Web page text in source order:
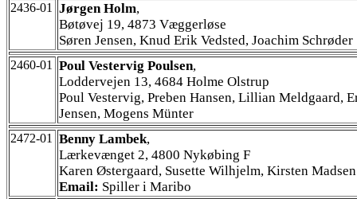
2436-01 Jørgen Holm,
Bøtøvej 19, 4873 Væggerløse
Søren Jensen, Knud Erik Vedsted, Joachim Schrøder
2460-01 Poul Vestervig Poulsen,
Loddervejen 13, 4684 Holme Olstrup
Poul Vestervig, Preben Hansen, Lillian Meldgaard,
Jensen, Mogens Münter
2472-01 Benny Lambek,
Lærkevænget 2, 4800 Nykøbing F
Karen Østergaard, Susette Wilhjelm, Kirsten Madsen
Email: Spiller i Maribo